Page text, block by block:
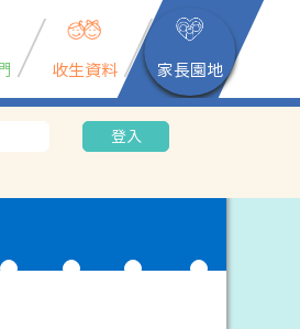
收生資料 家長園地
登入